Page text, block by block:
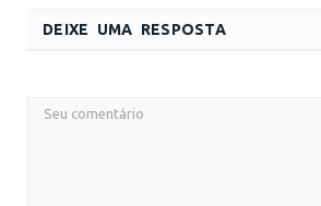
DEIXE UMA RESPOSTA